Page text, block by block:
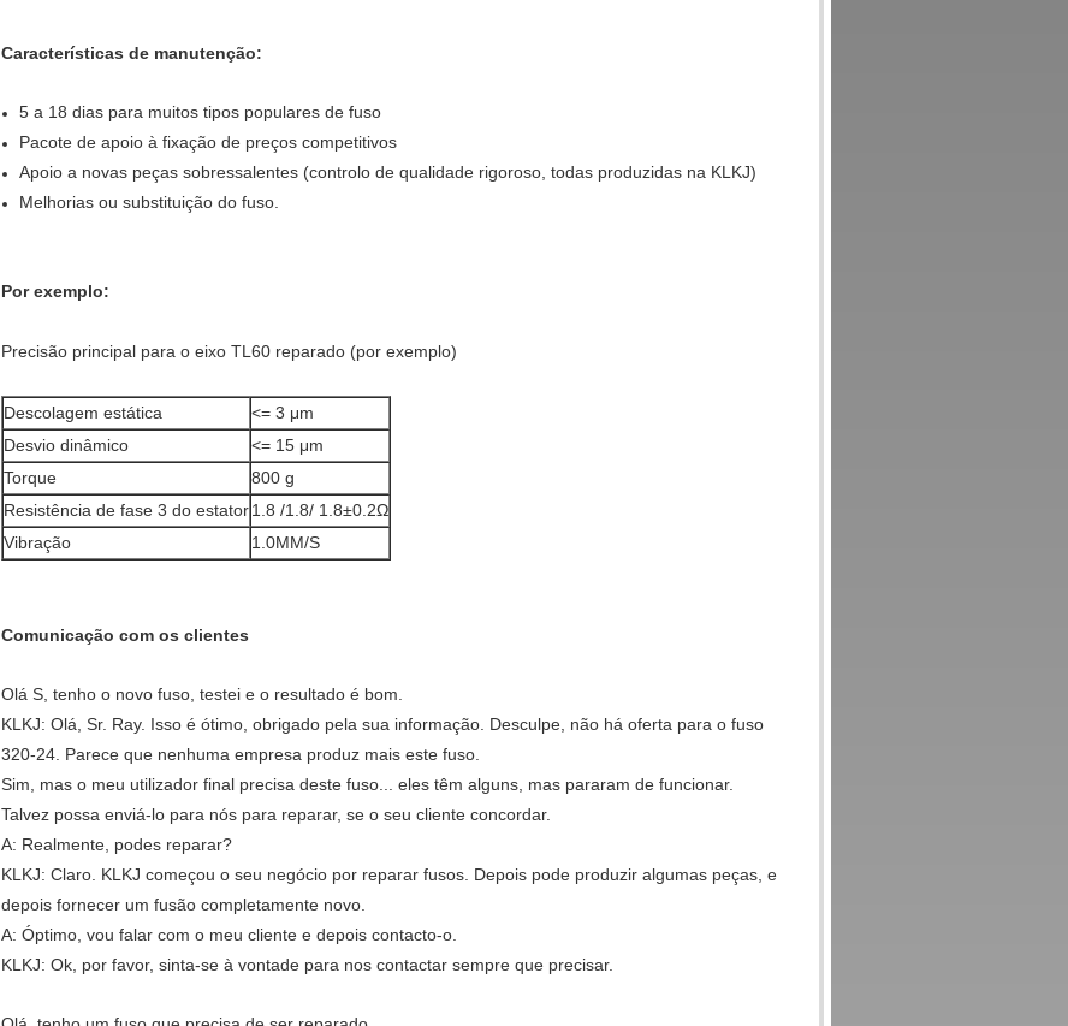
Características de manutenção:
5 a 18 dias para muitos tipos populares de fuso
Pacote de apoio à fixação de preços competitivos
Apoio a novas peças sobressalentes (controlo de qualidade rigoroso, todas produzidas na KLKJ)
Melhorias ou substituição do fuso.
Por exemplo:
Precisão principal para o eixo TL60 reparado (por exemplo)
Descolagem estática
<= 3 μm
Desvio dinâmico
<= 15 μm
Torque
800 g
Resistência de fase 3 do estator1.8 /1.8/ 1.8±0.2Ω
Vibração
1.0MM/S
Comunicação com os clientes
Olá S, tenho o novo fuso, testei e o resultado é bom.
KLKJ: Olá, Sr. Ray. Isso é ótimo, obrigado pela sua informação. Desculpe, não há oferta para o fuso
320-24. Parece que nenhuma empresa produz mais este fuso.
Sim, mas o meu utilizador final precisa deste fuso... eles têm alguns, mas pararam de funcionar.
Talvez possa enviá-lo para nós para reparar, se o seu cliente concordar.
A: Realmente, podes reparar?
KLKJ: Claro. KLKJ começou o seu negócio por reparar fusos. Depois pode produzir algumas peças, e
depois fornecer um fusão completamente novo.
A: Óptimo, vou falar com o meu cliente e depois contacto-o.
KLKJ: Ok, por favor, sinta-se à vontade para nos contactar sempre que precisar.